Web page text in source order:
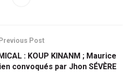
Previous Post
: KOUP KINANM ; Maurice
convoqués par Jhon SÉVÈRE